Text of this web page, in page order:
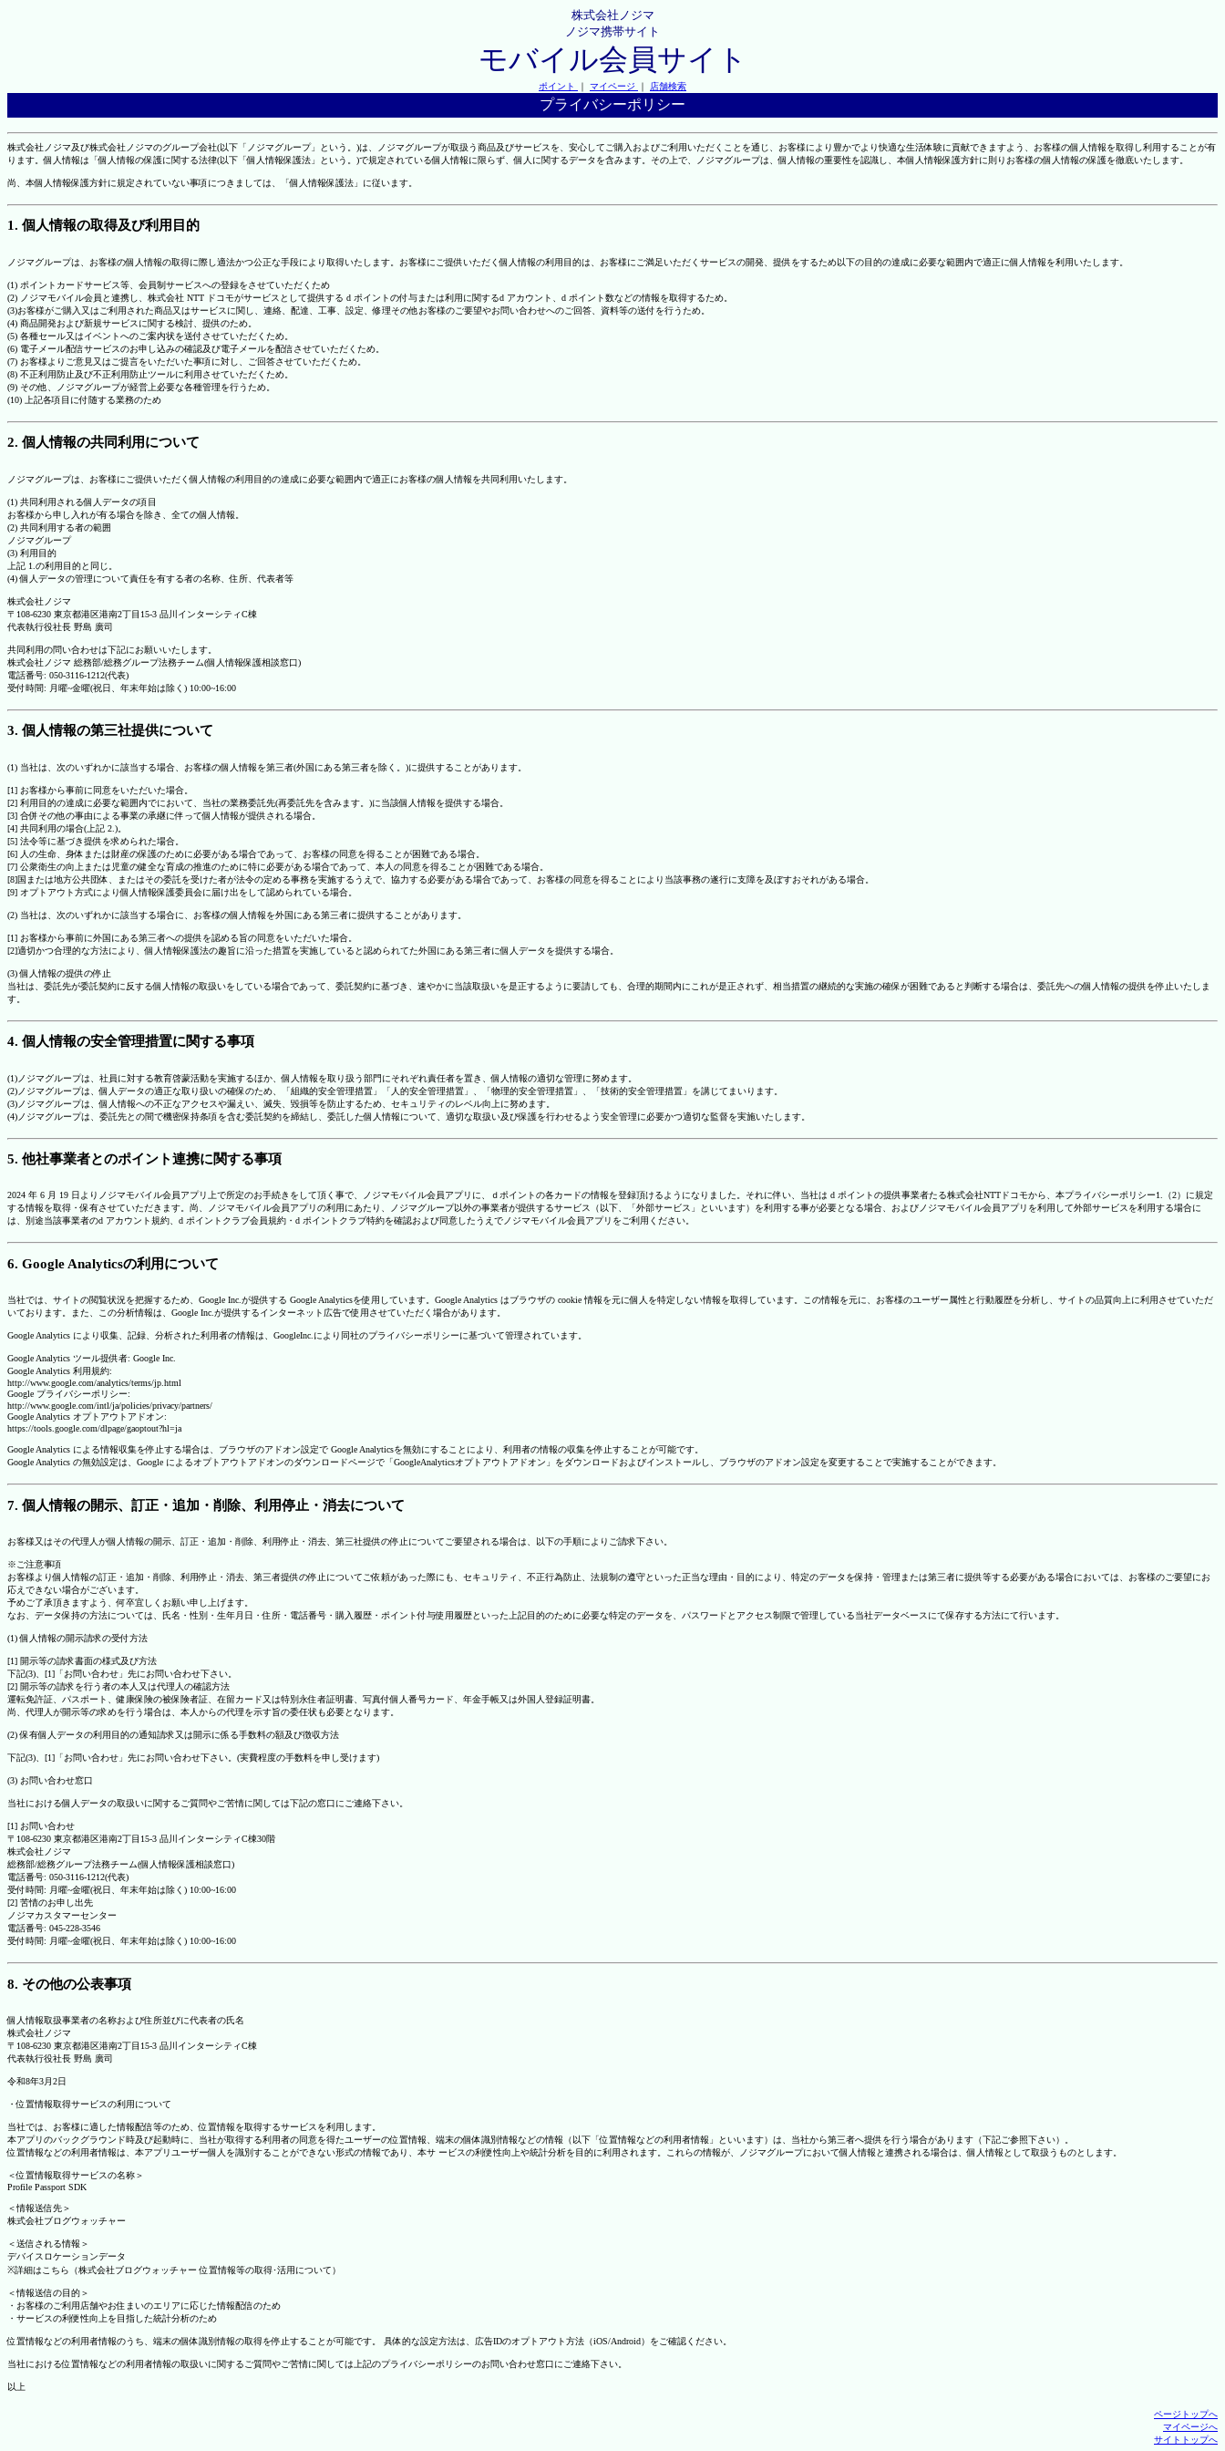
株式会社ノジマ
ノジマ携帯サイト
モバイル会員サイト
ポイント ｜ マイページ ｜ 店舗検索
プライバシーポリシー
株式会社ノジマ及び株式会社ノジマのグループ会社(以下「ノジマグループ」という。)は、ノジマグループが取扱う商品及びサービスを、安心してご購入およびご利用いただくことを通じ、お客様により豊かでより快適な生活体験に貢献できますよう、お客様の個人情報を取得し利用することが有
ります。個人情報は「個人情報の保護に関する法律(以下「個人情報保護法」という。)で規定されている個人情報に限らず、個人に関するデータを含みます。その上で、ノジマグループは、個人情報の重要性を認識し、本個人情報保護方針に則りお客様の個人情報の保護を徹底いたします。
尚、本個人情報保護方針に規定されていない事項につきましては、「個人情報保護法」に従います。
1. 個人情報の取得及び利用目的
ノジマグループは、お客様の個人情報の取得に際し適法かつ公正な手段により取得いたします。お客様にご提供いただく個人情報の利用目的は、お客様にご満足いただくサービスの開発、提供をするため以下の目的の達成に必要な範囲内で適正に個人情報を利用いたします。
(1) ポイントカードサービス等、会員制サービスへの登録をさせていただくため
(2) ノジマモバイル会員と連携し、株式会社 NTT ドコモがサービスとして提供する d ポイントの付与または利用に関するd アカウント、d ポイント数などの情報を取得するため。
(3)お客様がご購入又はご利用された商品又はサービスに関し、連絡、配達、工事、設定、修理その他お客様のご要望やお問い合わせへのご回答、資料等の送付を行うため。
(4) 商品開発および新規サービスに関する検討、提供のため。
(5) 各種セール又はイベントへのご案内状を送付させていただくため。
(6) 電子メール配信サービスのお申し込みの確認及び電子メールを配信させていただくため。
(7) お客様よりご意見又はご提言をいただいた事項に対し、ご回答させていただくため。
(8) 不正利用防止及び不正利用防止ツールに利用させていただくため。
(9) その他、ノジマグループが経営上必要な各種管理を行うため。
(10) 上記各項目に付随する業務のため
2. 個人情報の共同利用について
ノジマグループは、お客様にご提供いただく個人情報の利用目的の達成に必要な範囲内で適正にお客様の個人情報を共同利用いたします。
(1) 共同利用される個人データの項目
お客様から申し入れが有る場合を除き、全ての個人情報。
(2) 共同利用する者の範囲
ノジマグループ
(3) 利用目的
上記 1.の利用目的と同じ。
(4) 個人データの管理について責任を有する者の名称、住所、代表者等
株式会社ノジマ
〒108-6230 東京都港区港南2丁目15-3 品川インターシティC棟
代表執行役社長 野島 廣司
共同利用の問い合わせは下記にお願いいたします。
株式会社ノジマ 総務部/総務グループ法務チーム(個人情報保護相談窓口)
電話番号: 050-3116-1212(代表)
受付時間: 月曜~金曜(祝日、年末年始は除く) 10:00~16:00
3. 個人情報の第三社提供について
(1) 当社は、次のいずれかに該当する場合、お客様の個人情報を第三者(外国にある第三者を除く。)に提供することがあります。
[1] お客様から事前に同意をいただいた場合。
[2] 利用目的の達成に必要な範囲内でにおいて、当社の業務委託先(再委託先を含みます。)に当該個人情報を提供する場合。
[3] 合併その他の事由による事業の承継に伴って個人情報が提供される場合。
[4] 共同利用の場合(上記 2.)。
[5] 法令等に基づき提供を求められた場合。
[6] 人の生命、身体または財産の保護のために必要がある場合であって、お客様の同意を得ることが困難である場合。
[7] 公衆衛生の向上または児童の健全な育成の推進のために特に必要がある場合であって、本人の同意を得ることが困難である場合。
[8]国または地方公共団体、またはその委託を受けた者が法令の定める事務を実施するうえで、協力する必要がある場合であって、お客様の同意を得ることにより当該事務の遂行に支障を及ぼすおそれがある場合。
[9] オプトアウト方式により個人情報保護委員会に届け出をして認められている場合。
(2) 当社は、次のいずれかに該当する場合に、お客様の個人情報を外国にある第三者に提供することがあります。
[1] お客様から事前に外国にある第三者への提供を認める旨の同意をいただいた場合。
[2]適切かつ合理的な方法により、個人情報保護法の趣旨に沿った措置を実施していると認められてた外国にある第三者に個人データを提供する場合。
(3) 個人情報の提供の停止
当社は、委託先が委託契約に反する個人情報の取扱いをしている場合であって、委託契約に基づき、速やかに当該取扱いを是正するように要請しても、合理的期間内にこれが是正されず、相当措置の継続的な実施の確保が困難であると判断する場合は、委託先への個人情報の提供を停止いたしま
す。
4. 個人情報の安全管理措置に関する事項
(1)ノジマグループは、社員に対する教育啓蒙活動を実施するほか、個人情報を取り扱う部門にそれぞれ責任者を置き、個人情報の適切な管理に努めます。
(2)ノジマグループは、個人データの適正な取り扱いの確保のため、「組織的安全管理措置」「人的安全管理措置」、「物理的安全管理措置」、「技術的安全管理措置」を講じてまいります。
(3)ノジマグループは、個人情報への不正なアクセスや漏えい、滅失、毀損等を防止するため、セキュリティのレベル向上に努めます。
(4)ノジマグループは、委託先との間で機密保持条項を含む委託契約を締結し、委託した個人情報について、適切な取扱い及び保護を行わせるよう安全管理に必要かつ適切な監督を実施いたします。
5. 他社事業者とのポイント連携に関する事項
2024 年 6 月 19 日よりノジマモバイル会員アプリ上で所定のお手続きをして頂く事で、ノジマモバイル会員アプリに、ｄポイントの各カードの情報を登録頂けるようになりました。それに伴い、当社は d ポイントの提供事業者たる株式会社NTTドコモから、本プライバシーポリシー1.（2）に規定
する情報を取得・保有させていただきます。尚、ノジマモバイル会員アプリの利用にあたり、ノジマグループ以外の事業者が提供するサービス（以下、「外部サービス」といいます）を利用する事が必要となる場合、およびノジマモバイル会員アプリを利用して外部サービスを利用する場合に
は、別途当該事業者のd アカウント規約、d ポイントクラブ会員規約・d ポイントクラブ特約を確認および同意したうえでノジマモバイル会員アプリをご利用ください。
6. Google Analyticsの利用について
当社では、サイトの閲覧状況を把握するため、Google Inc.が提供する Google Analyticsを使用しています。Google Analytics はブラウザの cookie 情報を元に個人を特定しない情報を取得しています。この情報を元に、お客様のユーザー属性と行動履歴を分析し、サイトの品質向上に利用させていただ
いております。また、この分析情報は、Google Inc.が提供するインターネット広告で使用させていただく場合があります。
Google Analytics により収集、記録、分析された利用者の情報は、GoogleInc.により同社のプライバシーポリシーに基づいて管理されています。
Google Analytics ツール提供者: Google Inc.
Google Analytics 利用規約:
http://www.google.com/analytics/terms/jp.html
Google プライバシーポリシー:
http://www.google.com/intl/ja/policies/privacy/partners/
Google Analytics オプトアウトアドオン:
https://tools.google.com/dlpage/gaoptout?hl=ja
Google Analytics による情報収集を停止する場合は、ブラウザのアドオン設定で Google Analyticsを無効にすることにより、利用者の情報の収集を停止することが可能です。
Google Analytics の無効設定は、Google によるオプトアウトアドオンのダウンロードページで「GoogleAnalyticsオプトアウトアドオン」をダウンロードおよびインストールし、ブラウザのアドオン設定を変更することで実施することができます。
7. 個人情報の開示、訂正・追加・削除、利用停止・消去について
お客様又はその代理人が個人情報の開示、訂正・追加・削除、利用停止・消去、第三社提供の停止についてご要望される場合は、以下の手順によりご請求下さい。
※ご注意事項
お客様より個人情報の訂正・追加・削除、利用停止・消去、第三者提供の停止についてご依頼があった際にも、セキュリティ、不正行為防止、法規制の遵守といった正当な理由・目的により、特定のデータを保持・管理または第三者に提供等する必要がある場合においては、お客様のご要望にお
応えできない場合がございます。
予めご了承頂きますよう、何卒宜しくお願い申し上げます。
なお、データ保持の方法については、氏名・性別・生年月日・住所・電話番号・購入履歴・ポイント付与使用履歴といった上記目的のために必要な特定のデータを、パスワードとアクセス制限で管理している当社データベースにて保存する方法にて行います。
(1) 個人情報の開示請求の受付方法
[1] 開示等の請求書面の様式及び方法
下記(3)、[1]「お問い合わせ」先にお問い合わせ下さい。
[2] 開示等の請求を行う者の本人又は代理人の確認方法
運転免許証、パスポート、健康保険の被保険者証、在留カード又は特別永住者証明書、写真付個人番号カード、年金手帳又は外国人登録証明書。
尚、代理人が開示等の求めを行う場合は、本人からの代理を示す旨の委任状も必要となります。
(2) 保有個人データの利用目的の通知請求又は開示に係る手数料の額及び徴収方法
下記(3)、[1]「お問い合わせ」先にお問い合わせ下さい。(実費程度の手数料を申し受けます)
(3) お問い合わせ窓口
当社における個人データの取扱いに関するご質問やご苦情に関しては下記の窓口にご連絡下さい。
[1] お問い合わせ
〒108-6230 東京都港区港南2丁目15-3 品川インターシティC棟30階
株式会社ノジマ
総務部/総務グループ法務チーム(個人情報保護相談窓口)
電話番号: 050-3116-1212(代表)
受付時間: 月曜~金曜(祝日、年末年始は除く) 10:00~16:00
[2] 苦情のお申し出先
ノジマカスタマーセンター
電話番号: 045-228-3546
受付時間: 月曜~金曜(祝日、年末年始は除く) 10:00~16:00
8. その他の公表事項
個人情報取扱事業者の名称および住所並びに代表者の氏名
株式会社ノジマ
〒108-6230 東京都港区港南2丁目15-3 品川インターシティC棟
代表執行役社長 野島 廣司
令和8年3月2日
・位置情報取得サービスの利用について
当社では、お客様に適した情報配信等のため、位置情報を取得するサービスを利用します。
本アプリのバックグラウンド時及び起動時に、当社が取得する利用者の同意を得たユーザーの位置情報、端末の個体識別情報などの情報（以下「位置情報などの利用者情報」といいます）は、当社から第三者へ提供を行う場合があります（下記ご参照下さい）。
位置情報などの利用者情報は、本アプリユーザー個人を識別することができない形式の情報であり、本サ ービスの利便性向上や統計分析を目的に利用されます。これらの情報が、ノジマグループにおいて個人情報と連携される場合は、個人情報として取扱うものとします。
＜位置情報取得サービスの名称＞
Profile Passport SDK
＜情報送信先＞
株式会社ブログウォッチャー
＜送信される情報＞
デバイスロケーションデータ
※詳細はこちら（株式会社ブログウォッチャー 位置情報等の取得･活用について）
＜情報送信の目的＞
・お客様のご利用店舗やお住まいのエリアに応じた情報配信のため
・サービスの利便性向上を目指した統計分析のため
位置情報などの利用者情報のうち、端末の個体識別情報の取得を停止することが可能です。 具体的な設定方法は、広告IDのオプトアウト方法（iOS/Android）をご確認ください。
当社における位置情報などの利用者情報の取扱いに関するご質問やご苦情に関しては上記のプライバシーポリシーのお問い合わせ窓口にご連絡下さい。
以上
ページトップへ
マイページへ
サイトトップへ